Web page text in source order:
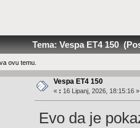
Tema: Vespa ET4 150
ovu temu.
Vespa ET4 150
« : 16 Lipanj, 2026, 18:15:16 »
Evo da je